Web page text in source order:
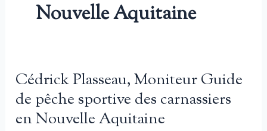
Nouvelle Aquitaine
Cédrick Plasseau, Moniteur Guide
de pêche sportive des carnassiers
en Nouvelle Aquitaine